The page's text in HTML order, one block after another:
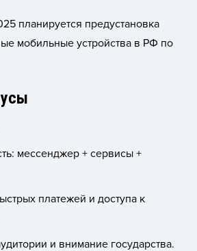
планируется предустановка
мобильные устройства в РФ по
мессенджер + сервисы +
платежей и доступа к
и внимание государства.